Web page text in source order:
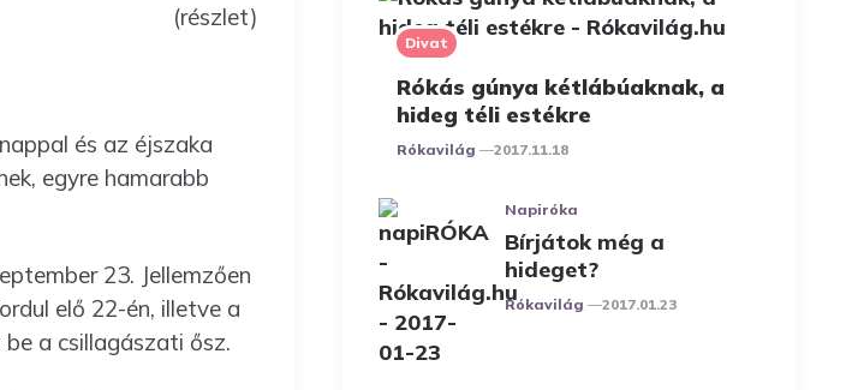
(részlet)
és az éjszaka
egyre hamarabb
23. Jellemzően
elő 22-én, illetve a
a csillagászati ősz.
Divat
Rókás gúnya kétlábúaknak, a
hideg téli estékre
Posted
Rókavilág 2017.11.18
Napiróka
Bírjátok még a
hideget?
Posted
Rókavilág 2017.01.23